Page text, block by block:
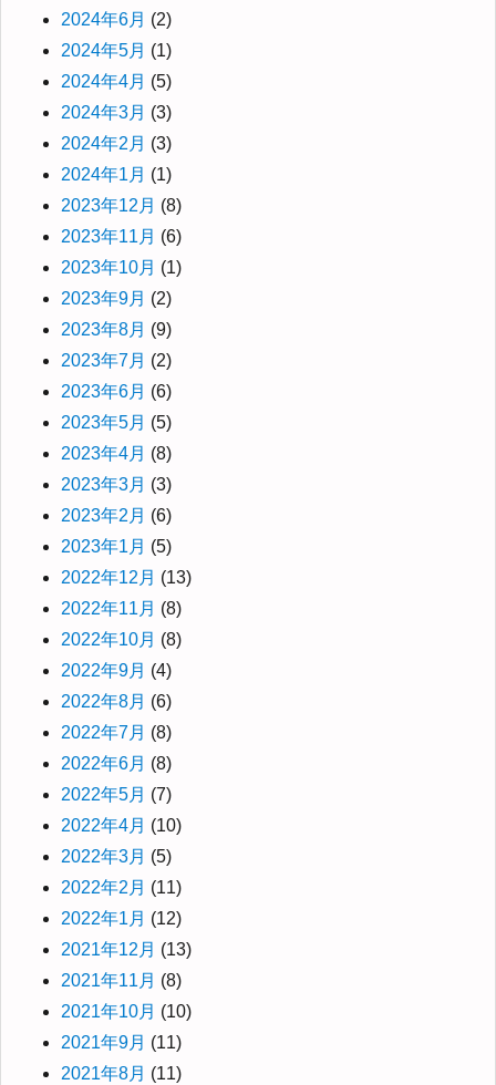
2024年6月 (2)
2024年5月 (1)
2024年4月 (5)
2024年3月 (3)
2024年2月 (3)
2024年1月 (1)
2023年12月 (8)
2023年11月 (6)
2023年10月 (1)
2023年9月 (2)
2023年8月 (9)
2023年7月 (2)
2023年6月 (6)
2023年5月 (5)
2023年4月 (8)
2023年3月 (3)
2023年2月 (6)
2023年1月 (5)
2022年12月 (13)
2022年11月 (8)
2022年10月 (8)
2022年9月 (4)
2022年8月 (6)
2022年7月 (8)
2022年6月 (8)
2022年5月 (7)
2022年4月 (10)
2022年3月 (5)
2022年2月 (11)
2022年1月 (12)
2021年12月 (13)
2021年11月 (8)
2021年10月 (10)
2021年9月 (11)
2021年8月 (11)